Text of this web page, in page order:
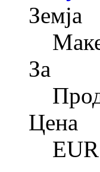
Земја
За
Цена